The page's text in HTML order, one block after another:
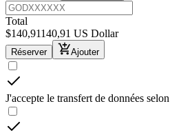
Total
$140,91140,91 US Dollar
Réserver Ajouter
J'accepte le transfert de données